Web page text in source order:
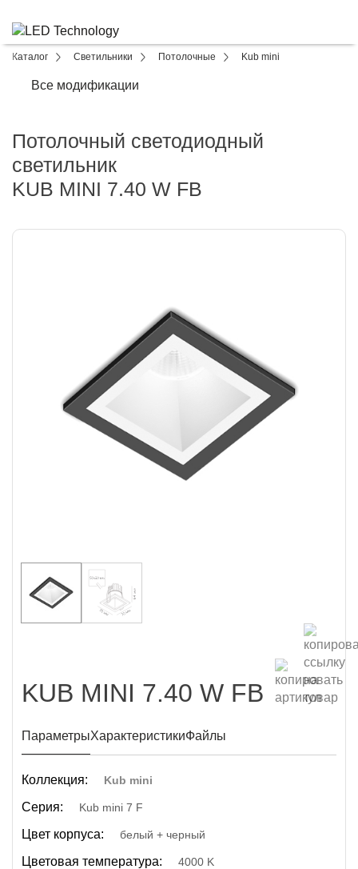
Каталог Светильники Потолочные Kub mini
Все модификации
Потолочный светодиодный
светильник
KUB MINI 7.40 W FB
KUB MINI 7.40 W FB
ПараметрыХарактеристикиФайлы
Коллекция: Kub mini
Серия: Kub mini 7 F
Цвет корпуса: белый + черный
Цветовая температура: 4000 K